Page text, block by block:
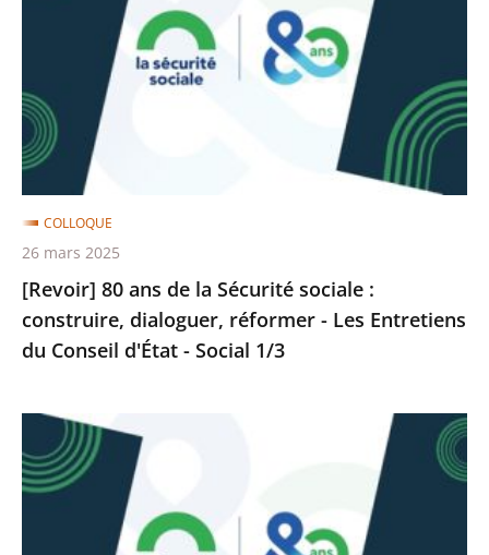
sociale
construire,
dialoguer,
réformer
-
Les
Entretiens
du
d'État
Social
[Revoir] 80 ans de la Sécurité sociale :
construire, dialoguer, réformer - Les Entretiens
du Conseil d'État - Social 1/3
COLLOQUE
26 mars 2025
[Revoir]
La
Sécurité